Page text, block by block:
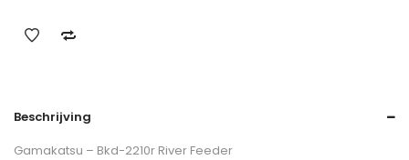
Beschrijving
Gamakatsu – Bkd-2210r River Feeder